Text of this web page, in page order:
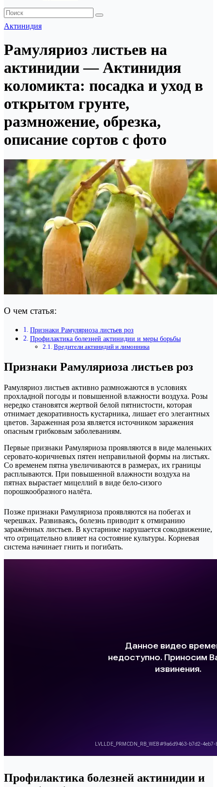
Актинидия
Рамуляриоз листьев на
актинидии — Актинидия
коломикта: посадка и уход в
открытом грунте,
размножение, обрезка,
описание сортов с фото
О чем статья:
Признаки Рамуляриоза листьев роз
Профилактика болезней актинидии и меры борьбы
Вредители актинидий и лимонника
Признаки Рамуляриоза листьев роз
Рамуляриоз листьев активно размножаются в условиях
прохладной погоды и повышенной влажности воздуха. Розы
нередко становятся жертвой белой пятнистости, которая
отнимает декоративность кустарника, лишает его элегантных
цветов. Зараженная роза является источником заражения
опасным грибковым заболеваниям.
Первые признаки Рамуляриоза проявляются в виде маленьких
серовато-коричневых пятен неправильной формы на листьях.
Со временем пятна увеличиваются в размерах, их границы
расплываются. При повышенной влажности воздуха на
пятнах вырастает мицеллий в виде бело-сизого
порошкообразного налёта.
Позже признаки Рамуляриоза проявляются на побегах и
черешках. Развиваясь, болезнь приводит к отмиранию
заражённых листьев. В кустарнике нарушается сокодвижение,
что отрицательно влияет на состояние культуры. Корневая
система начинает гнить и погибать.
Профилактика болезней актинидии и